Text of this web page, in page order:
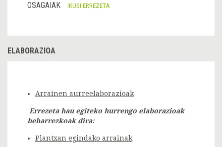
OSAGAIAK
IKUSI ERREZETA
ELABORAZIOA
Arrainen aurreelaborazioak
Errezeta hau egiteko hurrengo elaborazioak
beharrezkoak dira:
Plantxan egindako arrainak